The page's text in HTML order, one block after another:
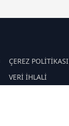
ÇEREZ POLİTİKASI
VERİ İHLALİ